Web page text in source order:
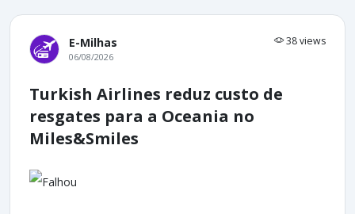
E-Milhas 38 views
06/08/2026
Turkish Airlines reduz custo de
resgates para a Oceania no
Miles&Smiles